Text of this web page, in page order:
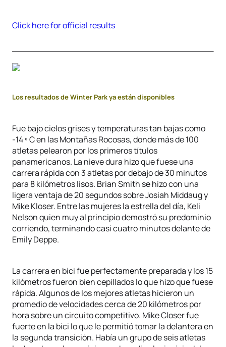
Click here for official results
Los resultados de Winter Park ya están disponibles
Fue bajo cielos grises y temperaturas tan bajas como
-14 º C en las Montañas Rocosas, donde más de 100
atletas pelearon por los primeros títulos
panamericanos. La nieve dura hizo que fuese una
carrera rápida con 3 atletas por debajo de 30 minutos
para 8 kilómetros lisos. Brian Smith se hizo con una
ligera ventaja de 20 segundos sobre Josiah Middaug y
Mike Kloser. Entre las mujeres la estrella del día, Keli
Nelson quien muy al principio demostró su predominio
corriendo, terminando casi cuatro minutos delante de
Emily Deppe.
La carrera en bici fue perfectamente preparada y los 15
kilómetros fueron bien cepillados lo que hizo que fuese
rápida. Algunos de los mejores atletas hicieron un
promedio de velocidades cerca de 20 kilómetros por
hora sobre un circuito competitivo. Mike Closer fue
fuerte en la bici lo que le permitió tomar la delantera en
la segunda transición. Había un grupo de seis atletas